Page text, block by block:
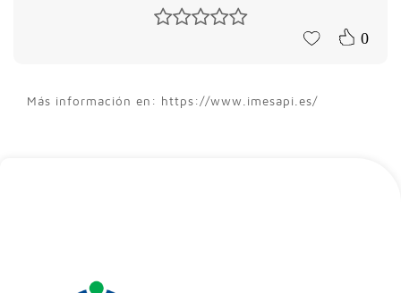
0
Más información en: https://www.imesapi.es/